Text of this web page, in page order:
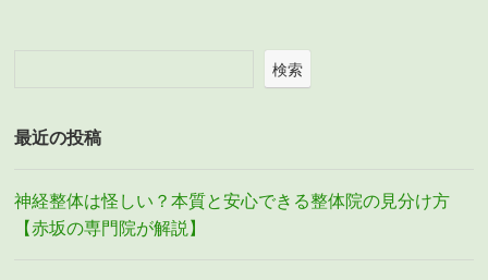
検索
最近の投稿
神経整体は怪しい？本質と安心できる整体院の見分け方
【赤坂の専門院が解説】